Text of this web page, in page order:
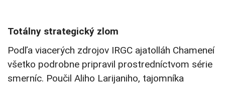
Totálny strategický zlom
Podľa viacerých zdrojov IRGC ajatolláh Chameneí
všetko podrobne pripravil prostredníctvom série
smerníc. Poučil Aliho Larijaniho, tajomníka